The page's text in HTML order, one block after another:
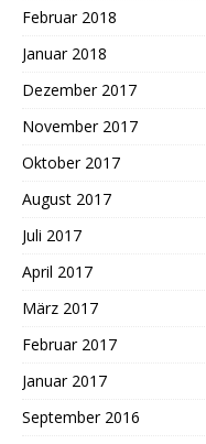
Februar 2018
Januar 2018
Dezember 2017
November 2017
Oktober 2017
August 2017
Juli 2017
April 2017
März 2017
Februar 2017
Januar 2017
September 2016